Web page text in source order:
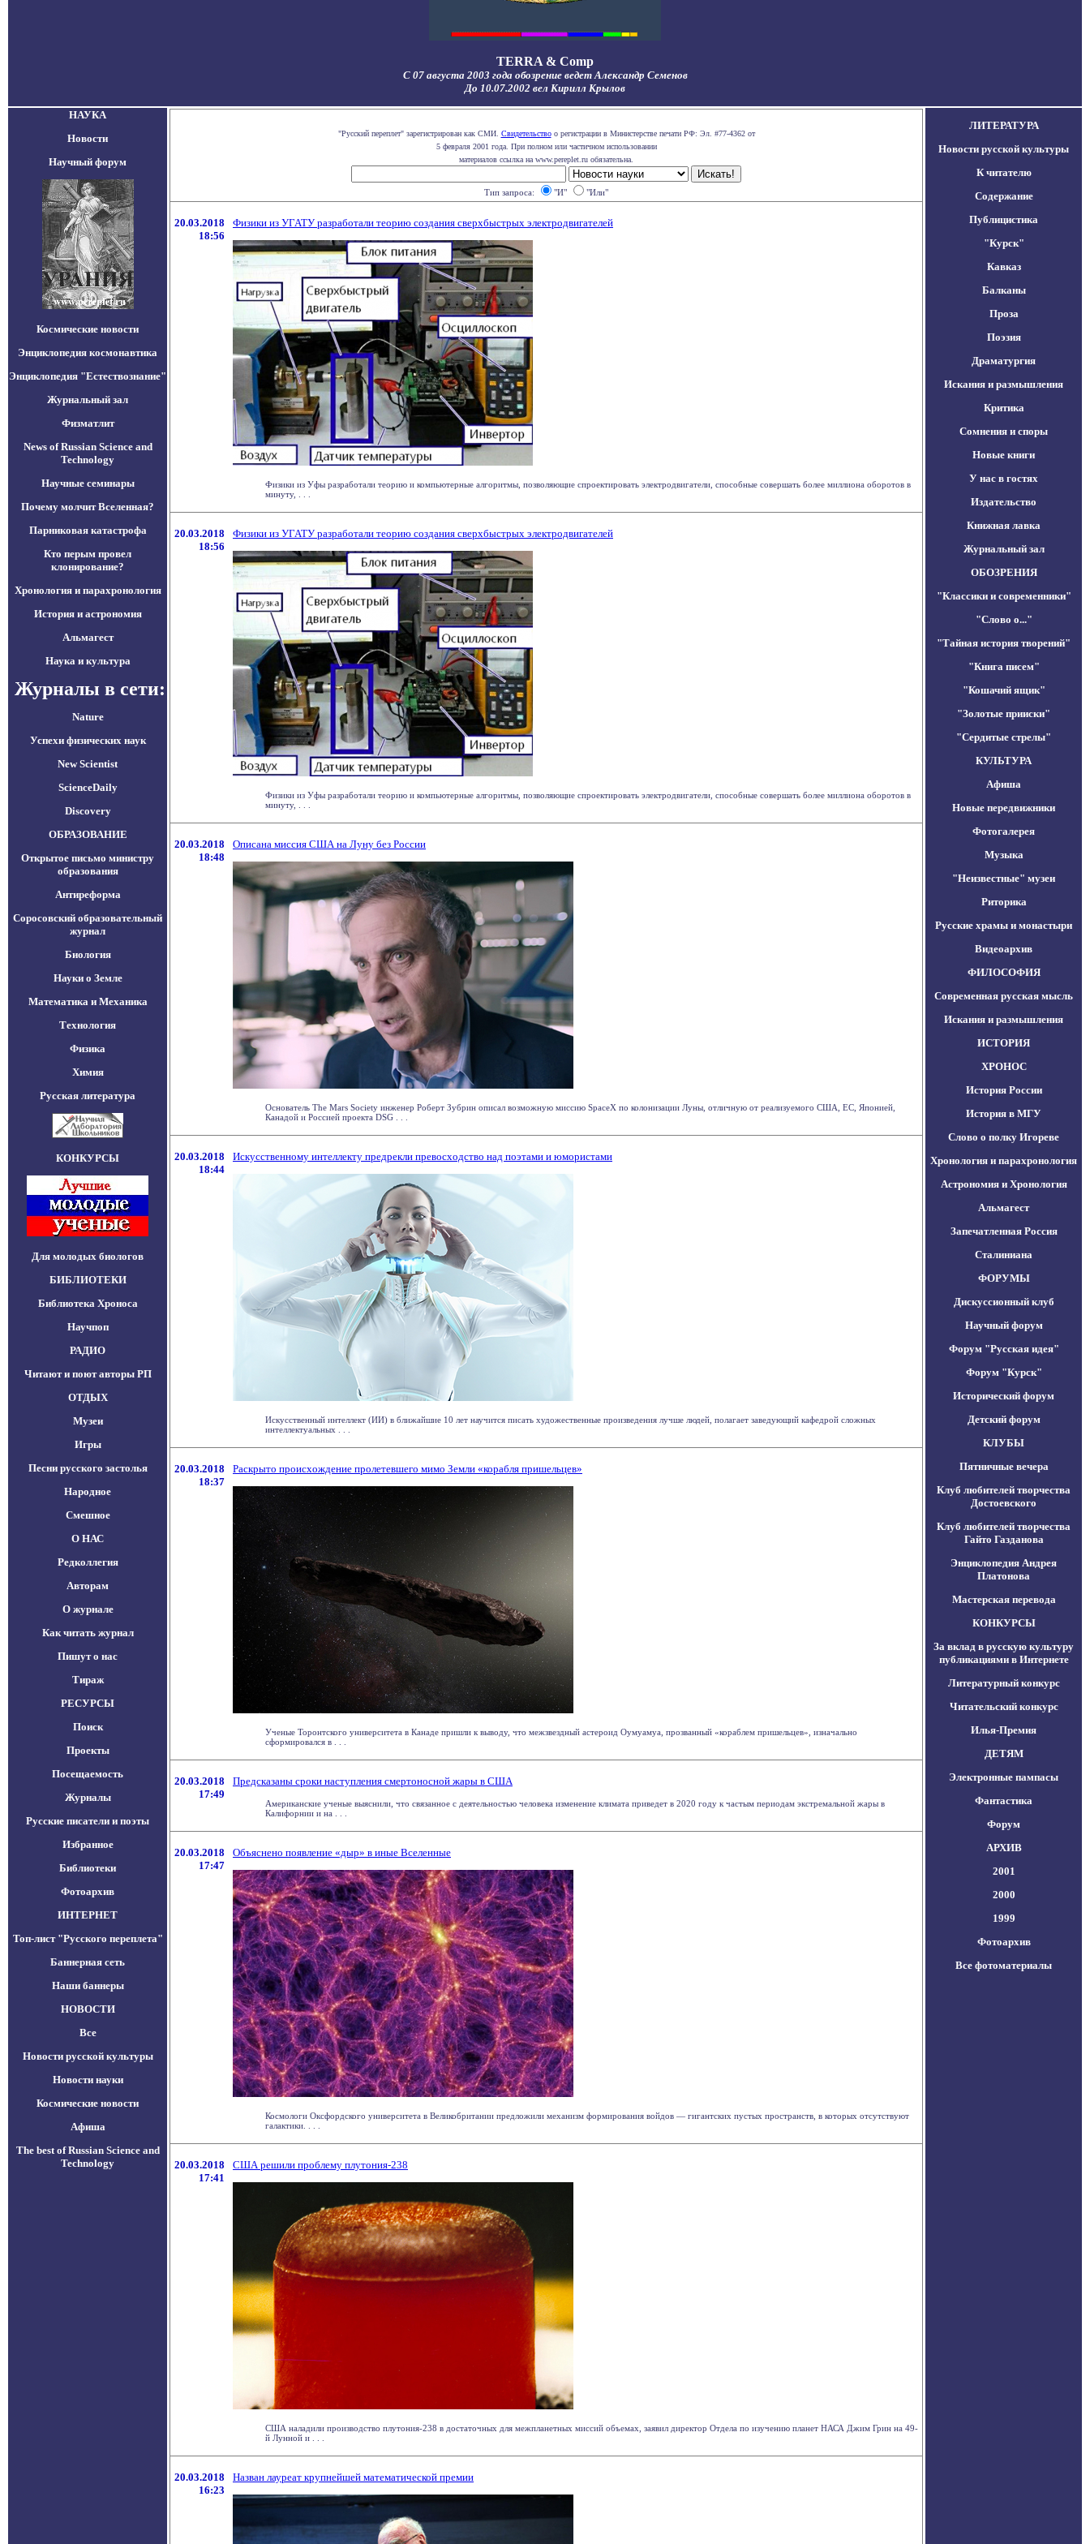
TERRA & Comp
С 07 августа 2003 года обозрение ведет Александр Семенов
До 10.07.2002 вел Кирилл Крылов
НАУКА
Новости
Научный форум
Космические новости
Энциклопедия космонавтика
Энциклопедия "Естествознание"
Журнальный зал
Физматлит
News of Russian Science and
Technology
Научные семинары
Почему молчит Вселенная?
Парниковая катастрофа
Кто перым провел
клонирование?
Хронология и парахронология
История и астрономия
Альмагест
Наука и культура
Журналы в сети:
Nature
Успехи физических наук
New Scientist
ScienceDaily
Discovery
ОБРАЗОВАНИЕ
Открытое письмо министру
образования
Антиреформа
Соросовский образовательный
журнал
Биология
Науки о Земле
Математика и Механика
Технология
Физика
Химия
Русская литература
КОНКУРСЫ
Для молодых биологов
БИБЛИОТЕКИ
Библиотека Хроноса
Научпоп
РАДИО
Читают и поют авторы РП
ОТДЫХ
Музеи
Игры
Песни русского застолья
Народное
Смешное
О НАС
Редколлегия
Авторам
О журнале
Как читать журнал
Пишут о нас
Тираж
РЕСУРСЫ
Поиск
Проекты
Посещаемость
Журналы
Русские писатели и поэты
Избранное
Библиотеки
Фотоархив
ИНТЕРНЕТ
Топ-лист "Русского переплета"
Баннерная сеть
Наши баннеры
НОВОСТИ
Все
Новости русской культуры
Новости науки
Космические новости
Афиша
The best of Russian Science and
Technology
"Русский переплет" зарегистрирован как СМИ. Свидетельствоо регистрации в Министерстве печати РФ: Эл. #77-4362 от
5 февраля 2001 года. При полном или частичном использовании
материалов ссылка на www.pereplet.ru обязательна.
Тип запроса: "И" "Или"
20.03.2018
18:56
Физики из УГАТУ разработали теорию создания сверхбыстрых электродвигателей
Физики из Уфы разработали теорию и компьютерные алгоритмы, позволяющие спроектировать электродвигатели, способные совершать более миллиона оборотов в
минуту, . . .
20.03.2018
18:56
Физики из УГАТУ разработали теорию создания сверхбыстрых электродвигателей
Физики из Уфы разработали теорию и компьютерные алгоритмы, позволяющие спроектировать электродвигатели, способные совершать более миллиона оборотов в
минуту, . . .
20.03.2018
18:48
Описана миссия США на Луну без России
Основатель The Mars Society инженер Роберт Зубрин описал возможную миссию SpaceX по колонизации Луны, отличную от реализуемого США, ЕС, Японией,
Канадой и Россией проекта DSG . . .
20.03.2018
18:44
Искусственному интеллекту предрекли превосходство над поэтами и юмористами
Искусственный интеллект (ИИ) в ближайшие 10 лет научится писать художественные произведения лучше людей, полагает заведующий кафедрой сложных
интеллектуальных . . .
20.03.2018
18:37
Раскрыто происхождение пролетевшего мимо Земли «корабля пришельцев»
Ученые Торонтского университета в Канаде пришли к выводу, что межзвездный астероид Оумуамуа, прозванный «кораблем пришельцев», изначально
сформировался в . . .
20.03.2018
17:49
Предсказаны сроки наступления смертоносной жары в США
Американские ученые выяснили, что связанное с деятельностью человека изменение климата приведет в 2020 году к частым периодам экстремальной жары в
Калифорнии и на . . .
20.03.2018
17:47
Объяснено появление «дыр» в иные Вселенные
Космологи Оксфордского университета в Великобритании предложили механизм формирования войдов — гигантских пустых пространств, в которых отсутствуют
галактики. . . .
20.03.2018
17:41
США решили проблему плутония-238
США наладили производство плутония-238 в достаточных для межпланетных миссий объемах, заявил директор Отдела по изучению планет НАСА Джим Грин на 49-
й Лунной и . . .
20.03.2018
16:23
Назван лауреат крупнейшей математической премии
ЛИТЕРАТУРА
Новости русской культуры
К читателю
Содержание
Публицистика
"Курск"
Кавказ
Балканы
Проза
Поэзия
Драматургия
Искания и размышления
Критика
Сомнения и споры
Новые книги
У нас в гостях
Издательство
Книжная лавка
Журнальный зал
ОБОЗРЕНИЯ
"Классики и современники"
"Слово о..."
"Тайная история творений"
"Книга писем"
"Кошачий ящик"
"Золотые прииски"
"Сердитые стрелы"
КУЛЬТУРА
Афиша
Новые передвижники
Фотогалерея
Музыка
"Неизвестные" музеи
Риторика
Русские храмы и монастыри
Видеоархив
ФИЛОСОФИЯ
Современная русская мысль
Искания и размышления
ИСТОРИЯ
ХРОНОС
История России
История в МГУ
Слово о полку Игореве
Хронология и парахронология
Астрономия и Хронология
Альмагест
Запечатленная Россия
Сталиниана
ФОРУМЫ
Дискуссионный клуб
Научный форум
Форум "Русская идея"
Форум "Курск"
Исторический форум
Детский форум
КЛУБЫ
Пятничные вечера
Клуб любителей творчества
Достоевского
Клуб любителей творчества
Гайто Газданова
Энциклопедия Андрея
Платонова
Мастерская перевода
КОНКУРСЫ
За вклад в русскую культуру
публикациями в Интернете
Литературный конкурс
Читательский конкурс
Илья-Премия
ДЕТЯМ
Электронные пампасы
Фантастика
Форум
АРХИВ
2001
2000
1999
Фотоархив
Все фотоматериалы